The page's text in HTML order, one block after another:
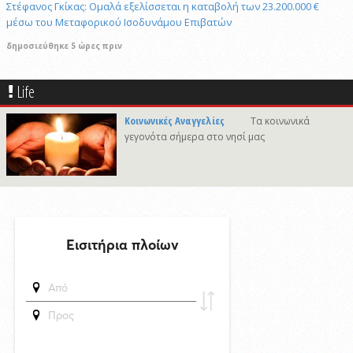
Στέφανος Γκίκας: Ομαλά εξελίσσεται η καταβολή των 23.200.000 €
μέσω του Μεταφορικού Ισοδυνάμου Επιβατών
δημοσιεύθηκε 5 ώρες πριν
29/4/2026 18:53
Συναγερμός στη Βόρεια Καρολίνα: Αναφορές για πολλούς νεκρούς και
τραυματίες μετά από πυροβολισμούς
δημοσιεύθηκε 9 ώρες πριν
Σχολή Προπονητών UEFA C στη Σύρο
δημοσιεύθηκε 13 ώρες πριν
To κρυφό στολίδι των Μικρών Κυκλάδων σε Video
Life
Κοινωνικές Αναγγελίες
Τα κοινωνικά
γεγονότα σήμερα στο νησί μας